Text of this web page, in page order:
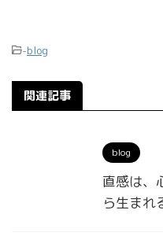
-blog
関連記事
blog
直感は、
ら生まれ